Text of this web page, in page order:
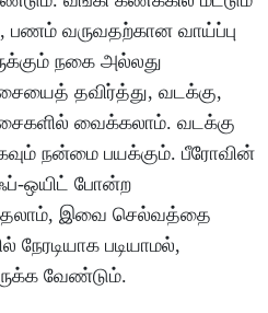
வருவதற்கான வாய்ப்பு
நகை அல்லது
தவிர்த்து, வடக்கு,
வைக்கலாம். வடக்கு
நன்மை பயக்கும். பீரோவின்
ஒயிட் போன்ற
இவை செல்வத்தை
நேரடியாக படியாமல்,
வேண்டும்.